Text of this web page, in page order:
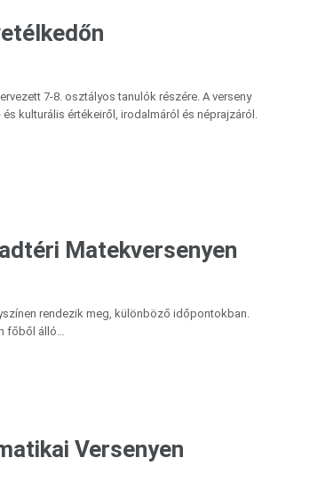
7-8. osztályos tanulók részére. A verseny
kulturális értékeiről, irodalmáról és néprajzáról.
Matekversenyen
rendezik meg, különböző időpontokban.
főből álló…
Versenyen